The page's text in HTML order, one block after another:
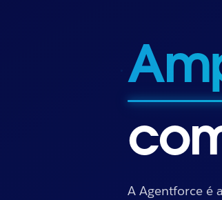
A Agentforce é